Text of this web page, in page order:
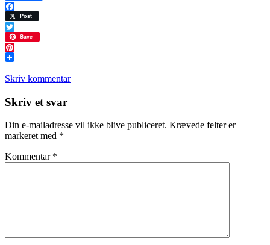
Facebook
Post
Twitter
Save
Pinterest
Skriv kommentar
Læserinteraktioner
Skriv et svar
Din e-mailadresse vil ikke blive publiceret. Krævede felter er
markeret med *
Kommentar *